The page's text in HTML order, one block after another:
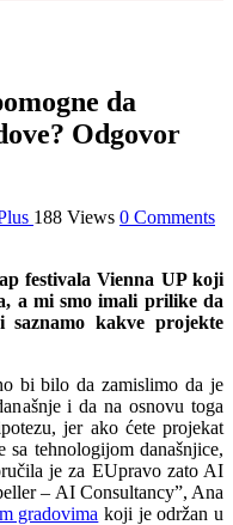
da
Odgovor
188 Views 0 Comments
festivala Vienna UP koji
a mi smo imali prilike da
kakve projekte
bi bilo da zamislimo da je
i da na osnovu toga
jer ako ćete projekat
sa tehnologijom današnjice,
je za EUpravo zato AI
– AI Consultancy”, Ana
gradovima koji je održan u